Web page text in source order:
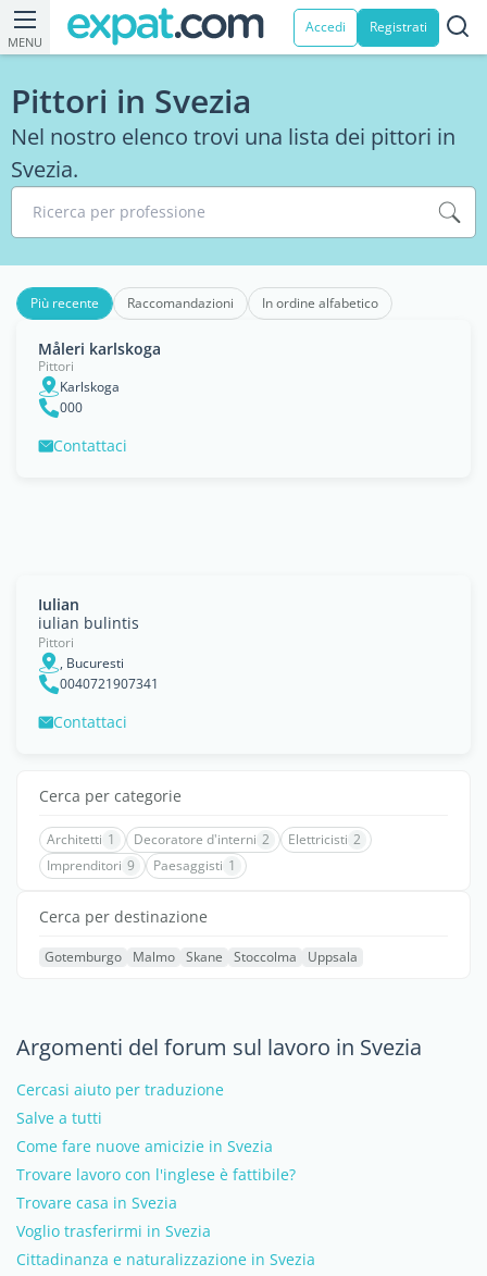
MENU
Accedi Registrati
Pittori in Svezia
Nel nostro elenco trovi una lista dei pittori in
Svezia.
Ricerca per professione
Più recente Raccomandazioni In ordine alfabetico
Måleri karlskoga
Pittori
Karlskoga
000
Contattaci
Iulian
iulian bulintis
Pittori
, Bucuresti
0040721907341
Contattaci
Cerca per categorie
Architetti 1 Decoratore d'interni 2 Elettricisti 2
Imprenditori 9 Paesaggisti 1
Cerca per destinazione
Gotemburgo Malmo Skane Stoccolma Uppsala
Argomenti del forum sul lavoro in Svezia
Cercasi aiuto per traduzione
Salve a tutti
Come fare nuove amicizie in Svezia
Trovare lavoro con l'inglese è fattibile?
Trovare casa in Svezia
Voglio trasferirmi in Svezia
Cittadinanza e naturalizzazione in Svezia